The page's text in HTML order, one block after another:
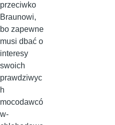
przeciwko
Braunowi,
bo zapewne
musi dbać o
interesy
swoich
prawdziwyc
h
mocodawcó
w-